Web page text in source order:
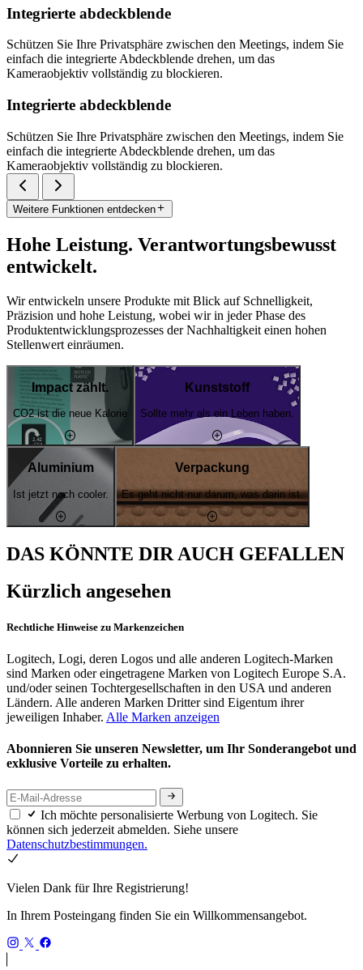
Integrierte abdeckblende
Schützen Sie Ihre Privatsphäre zwischen den Meetings, indem Sie
einfach die integrierte Abdeckblende drehen, um das
Kameraobjektiv vollständig zu blockieren.
Integrierte abdeckblende
Schützen Sie Ihre Privatsphäre zwischen den Meetings, indem Sie
einfach die integrierte Abdeckblende drehen, um das
Kameraobjektiv vollständig zu blockieren.
Weitere Funktionen entdecken
Hohe Leistung. Verantwortungsbewusst
entwickelt.
Wir entwickeln unsere Produkte mit Blick auf Schnelligkeit,
Präzision und hohe Leistung, wobei wir in jeder Phase des
Produktentwicklungsprozesses der Nachhaltigkeit einen hohen
Stellenwert einräumen.
Impact zählt.
CO2 ist die neue Kalorie
Kunststoff
Sollte mehr als ein Leben haben.
Aluminium
Ist jetzt noch cooler.
Verpackung
Es geht nicht nur darum, was darin ist.
DAS KÖNNTE DIR AUCH GEFALLEN
Kürzlich angesehen
Rechtliche Hinweise zu Markenzeichen
Logitech, Logi, deren Logos und alle anderen Logitech-Marken
sind Marken oder eingetragene Marken von Logitech Europe S.A.
und/oder seinen Tochtergesellschaften in den USA und anderen
Ländern. Alle anderen Marken Dritter sind Eigentum ihrer
jeweiligen Inhaber. Alle Marken anzeigen
Abonnieren Sie unseren Newsletter, um Ihr Sonderangebot und
exklusive Vorteile zu erhalten.
Ich möchte personalisierte Werbung von Logitech. Sie
können sich jederzeit abmelden. Siehe unsere
Datenschutzbestimmungen.
Vielen Dank für Ihre Registrierung!
In Ihrem Posteingang finden Sie ein Willkommensangebot.